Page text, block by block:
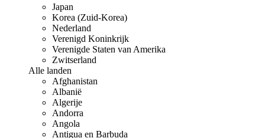
Japan
Korea (Zuid-Korea)
Nederland
Verenigd Koninkrijk
Verenigde Staten van Amerika
Zwitserland
Alle landen
Afghanistan
Albanië
Algerije
Andorra
Angola
Antigua en Barbuda